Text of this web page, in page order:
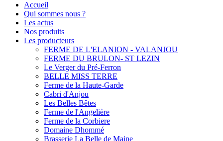
Accueil
Qui sommes nous ?
Les actus
Nos produits
Les producteurs
FERME DE L'ELANION - VALANJOU
FERME DU BRULON- ST LEZIN
Le Verger du Pré-Ferron
BELLE MISS TERRE
Ferme de la Haute-Garde
Cabri d'Anjou
Les Belles Bêtes
Ferme de l'Angelière
Ferme de la Corbiere
Domaine Dhommé
Brasserie La Belle de Maine